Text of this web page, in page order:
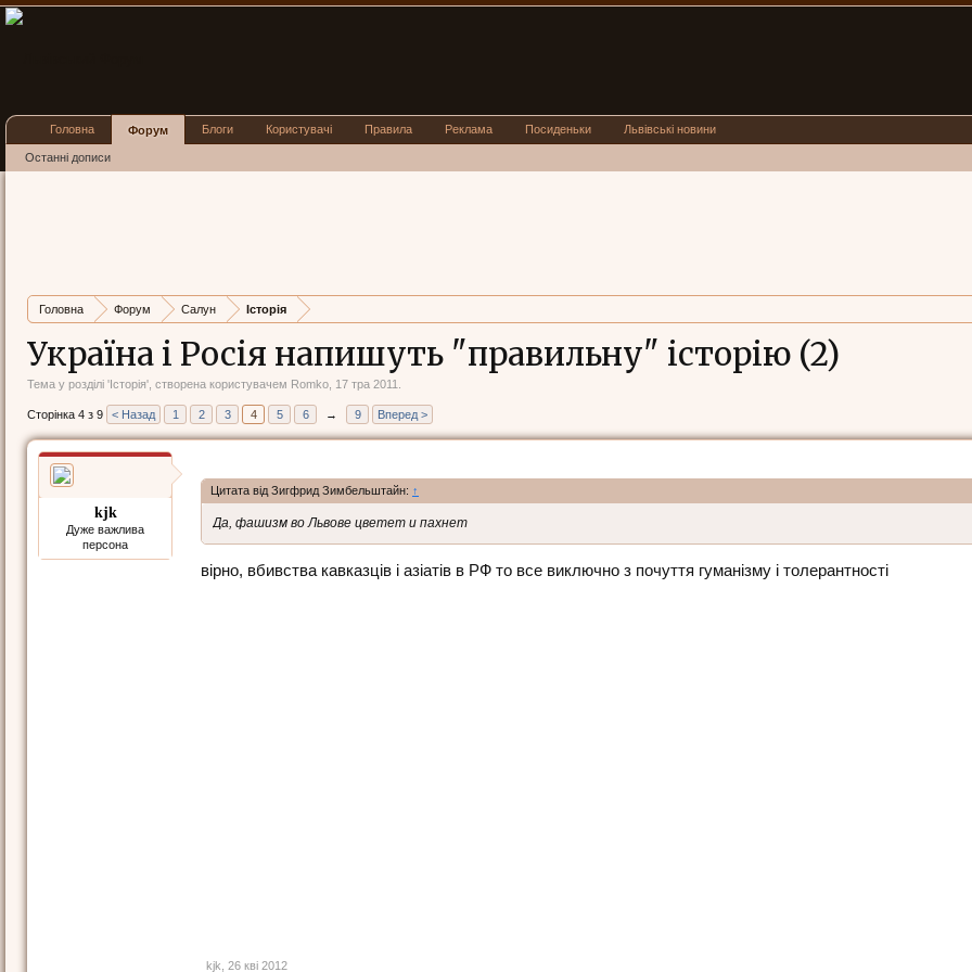
Головна Форум Салун Історія
Україна і Росія напишуть "правильну" історію (2)
Тема у розділі 'Історія', створена користувачем Romko 17 тра 2011
Сторінка 4 з 9 < Назад 1 2 3 4 5 6 → 9 Вперед >
kjk
Дуже важлива
персона
Цитата від Зигфрид Зимбельштайн: ↑
Да, фашизм во Львове цветет и пахнет
вірно, вбивства кавказців і азіатів в РФ то все виключно з почуття гуманізму і толерантності
kjk 26 кві 2012
Головна Форум
Останні дописи
Блоги Користувачі Правила Реклама Посиденьки Львівські новини